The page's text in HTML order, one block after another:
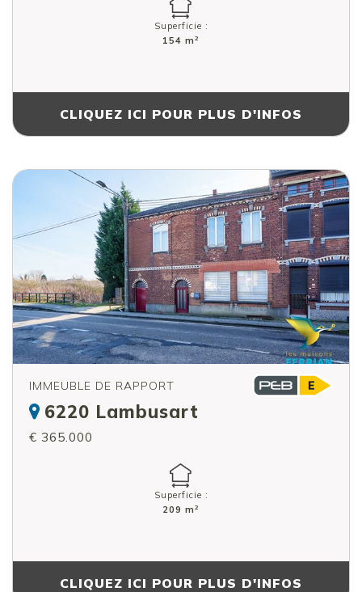
Superficie :
154 m 2
CLIQUEZ ICI POUR PLUS D'INFOS
IMMEUBLE DE RAPPORT
6220 Lambusart
€ 365.000
Superficie :
209 m 2
CLIQUEZ ICI POUR PLUS D'INFOS